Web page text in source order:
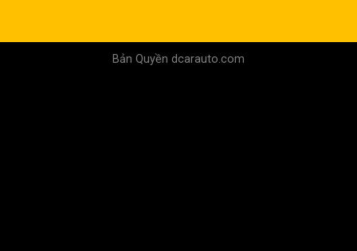
Bản Quyền dcarauto.com